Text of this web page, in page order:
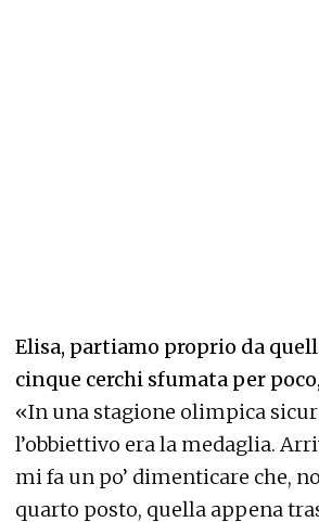
Elisa, partiamo proprio da
cinque cerchi sfumata per
«In una stagione olimpica
l’obbiettivo era la medaglia.
mi fa un po’ dimenticare che,
quarto posto, quella appena